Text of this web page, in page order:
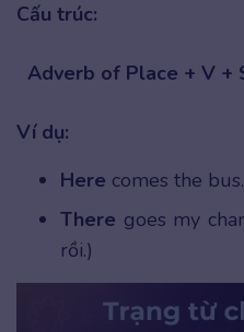
Cấu trúc:
Adverb of Place + V +
Ví dụ:
Here comes the
There goes my
rồi.)